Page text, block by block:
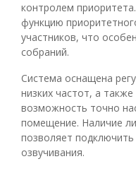
контролем
функцию
участников, что
собраний.
Система оснащена
низких частот, а
возможность точно
помещение. Наличие
позволяет
озвучивания.